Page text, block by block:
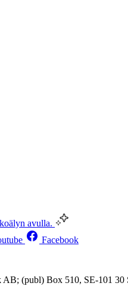
avulla.
Facebook
(publ) Box 510, SE-101 30